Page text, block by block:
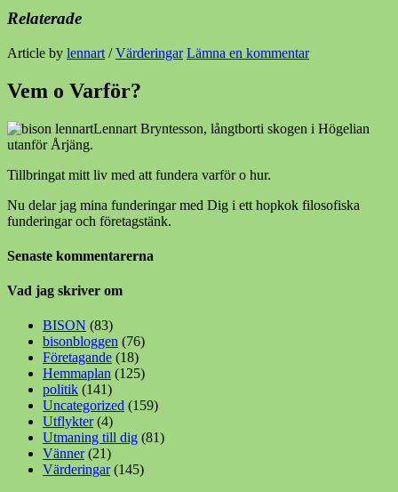
Relaterade
Article by lennart /Värderingar Lämna en kommentar
Vem o Varför?
Lennart Bryntesson, långtborti skogen i Högelian
utanför Årjäng.
Tillbringat mitt liv med att fundera varför o hur.
Nu delar jag mina funderingar med Dig i ett hopkok filosofiska
funderingar och företagstänk.
Senaste kommentarerna
Vad jag skriver om
BISON (83)
bisonbloggen (76)
Företagande (18)
Hemmaplan (125)
politik (141)
Uncategorized (159)
Utflykter(4)
Utmaning till dig (81)
Vänner(21)
Värderingar(145)